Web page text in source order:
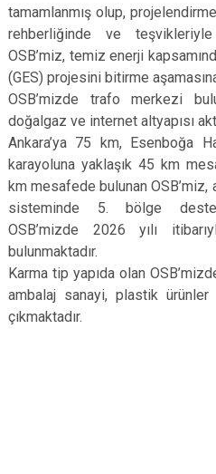
tamamlanmış olup,
rehberliğinde ve
OSB’miz, temiz enerji
(GES) projesini bitirme
OSB’mizde trafo merkezi
doğalgaz ve internet altyapısı
Ankara’ya 75 km, Esenboğa
karayoluna yaklaşık 45 km
km mesafede bulunan OSB’miz,
sisteminde 5. bölge
OSB’mizde 2026 yılı
bulunmaktadır.
Karma tip yapıda olan
ambalaj sanayi, plastik
çıkmaktadır.